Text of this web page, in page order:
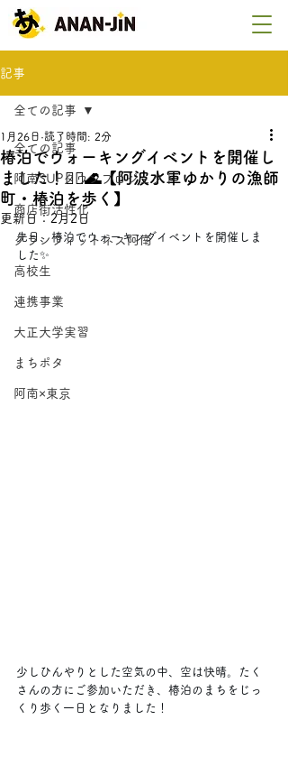
記事
全ての記事
阿南SUPタウンプロジェクト
商店街活性化
グランフィットネス阿南
高校生
連携事業
大正大学実習
まちポタ
阿南×東京
全ての記事
椿泊でウォーキングイベントを開催し
ました！🚶‍♂️🌊【阿波水軍ゆかりの漁師
町・椿泊を歩く】
1月26日 読了時間: 2分
更新日：2月2日
先日、椿泊でウォーキングイベントを開催しま
した✨
少しひんやりとした空気の中、空は快晴。たく
さんの方にご参加いただき、椿泊のまちをじっ
くり歩く一日となりました！